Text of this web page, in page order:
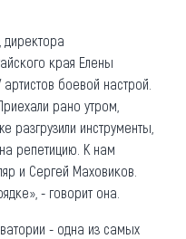
директора
края Елены
боевой настрой.
рано утром,
разгрузили инструменты,
репетицию. К нам
и Сергей Маховиков.
- говорит она.
- одна из самых